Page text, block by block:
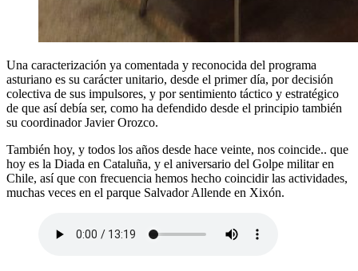
Una caracterización ya comentada y reconocida del programa
asturiano es su carácter unitario, desde el primer día, por decisión
colectiva de sus impulsores, y por sentimiento táctico y estratégico
de que así debía ser, como ha defendido desde el principio también
su coordinador Javier Orozco.
También hoy, y todos los años desde hace veinte, nos coincide.. que
hoy es la Diada en Cataluña, y el aniversario del Golpe militar en
Chile, así que con frecuencia hemos hecho coincidir las actividades,
muchas veces en el parque Salvador Allende en Xixón.